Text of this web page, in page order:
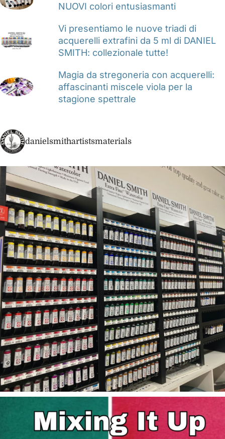
NUOVI colori entusiasmanti
Vi presentiamo le nuove triadi di
acquerelli extrafini da 5 ml di DANIEL
SMITH: collezionale tutte!
Magia da stregoneria con acquerelli:
affascinanti miscele viola per la
stagione spettrale
danielsmithartistsmaterials